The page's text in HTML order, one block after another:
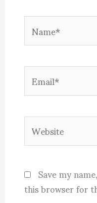
Name*
Email*
Website
Save my
this browser for